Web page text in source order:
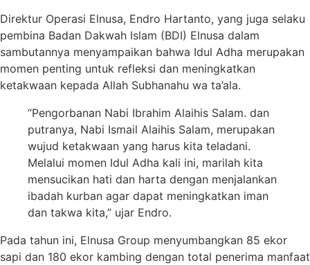
Direktur Operasi Elnusa, Endro Hartanto, yang juga selaku
pembina Badan Dakwah Islam (BDI) Elnusa dalam
sambutannya menyampaikan bahwa Idul Adha merupakan
momen penting untuk refleksi dan meningkatkan
ketakwaan kepada Allah Subhanahu wa ta’ala.
“Pengorbanan Nabi Ibrahim Alaihis Salam. dan
putranya, Nabi Ismail Alaihis Salam, merupakan
wujud ketakwaan yang harus kita teladani.
Melalui momen Idul Adha kali ini, marilah kita
mensucikan hati dan harta dengan menjalankan
ibadah kurban agar dapat meningkatkan iman
dan takwa kita,” ujar Endro.
Pada tahun ini, Elnusa Group menyumbangkan 85 ekor
sapi dan 180 ekor kambing dengan total penerima manfaat